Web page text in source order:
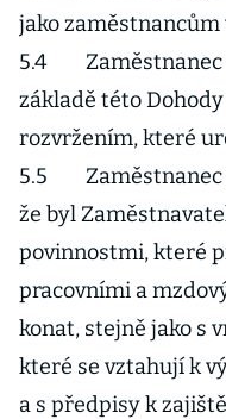
jako
5.4 Zaměstnanec
základě této
rozvržením, které
5.5 Zaměstnanec
že byl
povinnostmi, které
pracovními a
konat, stejně jako s
které se vztahují k
a s předpisy k